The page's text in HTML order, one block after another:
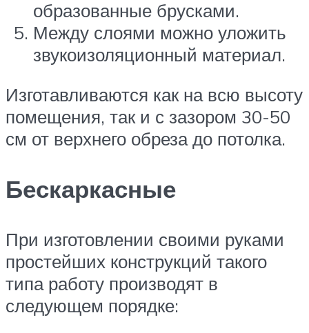
образованные брусками.
Между слоями можно уложить
звукоизоляционный материал.
Изготавливаются как на всю высоту
помещения, так и с зазором 30-50
см от верхнего обреза до потолка.
Бескаркасные
При изготовлении своими руками
простейших конструкций такого
типа работу производят в
следующем порядке: